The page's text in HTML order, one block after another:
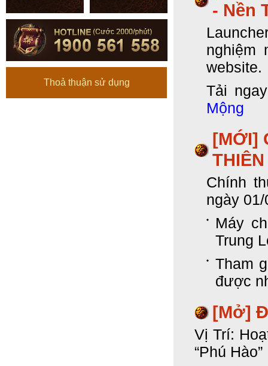
Thoả thuận sử dụng
- Nền
nghiệm
website.
Tải
Mộng
[MỚI]
THIÊN
Chính
ngày
Máy
Trung
Tham
được
[Mở]
Vị Trí:
“Phú Hào”